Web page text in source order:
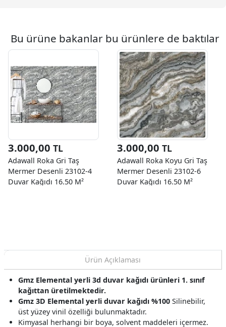
Bu ürüne bakanlar bu ürünlere de baktılar
3.000,00 TL
Adawall Roka Gri Taş
Mermer Desenli 23102-4
Duvar Kağıdı 16.50 M²
3.000,00 TL
Adawall Roka Koyu Gri Taş
Mermer Desenli 23102-6
Duvar Kağıdı 16.50 M²
Ürün Açıklaması
Gmz Elemental yerli 3d duvar kağıdı ürünleri 1. sınıf
kağıttan üretilmektedir.
Gmz 3D Elemental yerli duvar kağıdı %100 Silinebilir,
üst yüzey vinil özelliği bulunmaktadır.
Kimyasal herhangi bir boya, solvent maddeleri içermez.